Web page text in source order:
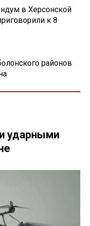
в Херсонской
к 8
районов
ударными